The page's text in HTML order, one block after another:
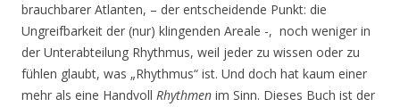
brauchbarer Atlanten, – der entscheidende Punkt: die
Ungreifbarkeit der (nur) klingenden Areale -, noch weniger in
der Unterabteilung Rhythmus, weil jeder zu wissen oder zu
fühlen glaubt, was „Rhythmus“ ist. Und doch hat kaum einer
mehr als eine Handvoll Rhythmen im Sinn. Dieses Buch ist der